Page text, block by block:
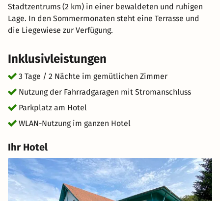
Stadtzentrums (2 km) in einer bewaldeten und ruhigen
Lage. In den Sommermonaten steht eine Terrasse und
die Liegewiese zur Verfügung.
Inklusivleistungen
3 Tage / 2 Nächte im gemütlichen Zimmer
Nutzung der Fahrradgaragen mit Stromanschluss
Parkplatz am Hotel
WLAN-Nutzung im ganzen Hotel
Ihr Hotel